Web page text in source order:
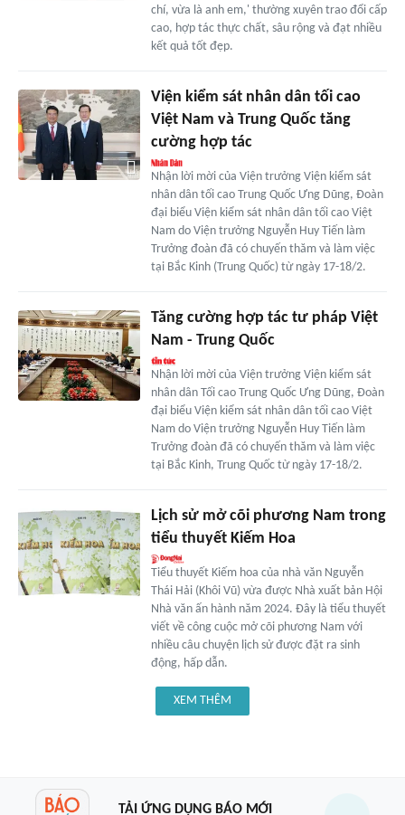
chí, vừa là anh em,' thường xuyên trao đổi cấp
cao, hợp tác thực chất, sâu rộng và đạt nhiều
kết quả tốt đẹp.
Viện kiểm sát nhân dân tối cao
Việt Nam và Trung Quốc tăng
cường hợp tác
Nhận lời mời của Viện trưởng Viện kiểm sát
nhân dân tối cao Trung Quốc Ưng Dũng, Đoàn
đại biểu Viện kiểm sát nhân dân tối cao Việt
Nam do Viện trưởng Nguyễn Huy Tiến làm
Trưởng đoàn đã có chuyến thăm và làm việc
tại Bắc Kinh (Trung Quốc) từ ngày 17-18/2.
Tăng cường hợp tác tư pháp Việt
Nam - Trung Quốc
Nhận lời mời của Viện trưởng Viện kiểm sát
nhân dân Tối cao Trung Quốc Ưng Dũng, Đoàn
đại biểu Viện kiểm sát nhân dân tối cao Việt
Nam do Viện trưởng Nguyễn Huy Tiến làm
Trưởng đoàn đã có chuyến thăm và làm việc
tại Bắc Kinh, Trung Quốc từ ngày 17-18/2.
Lịch sử mở cõi phương Nam trong
tiểu thuyết Kiếm Hoa
Tiểu thuyết Kiếm hoa của nhà văn Nguyễn
Thái Hải (Khôi Vũ) vừa được Nhà xuất bản Hội
Nhà văn ấn hành năm 2024. Đây là tiểu thuyết
viết về công cuộc mở cõi phương Nam với
nhiều câu chuyện lịch sử được đặt ra sinh
động, hấp dẫn.
XEM THÊM
TẢI ỨNG DỤNG BÁO MỚI